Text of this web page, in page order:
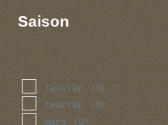
Saison
janvier (9)
fevrier (9)
mars (9)